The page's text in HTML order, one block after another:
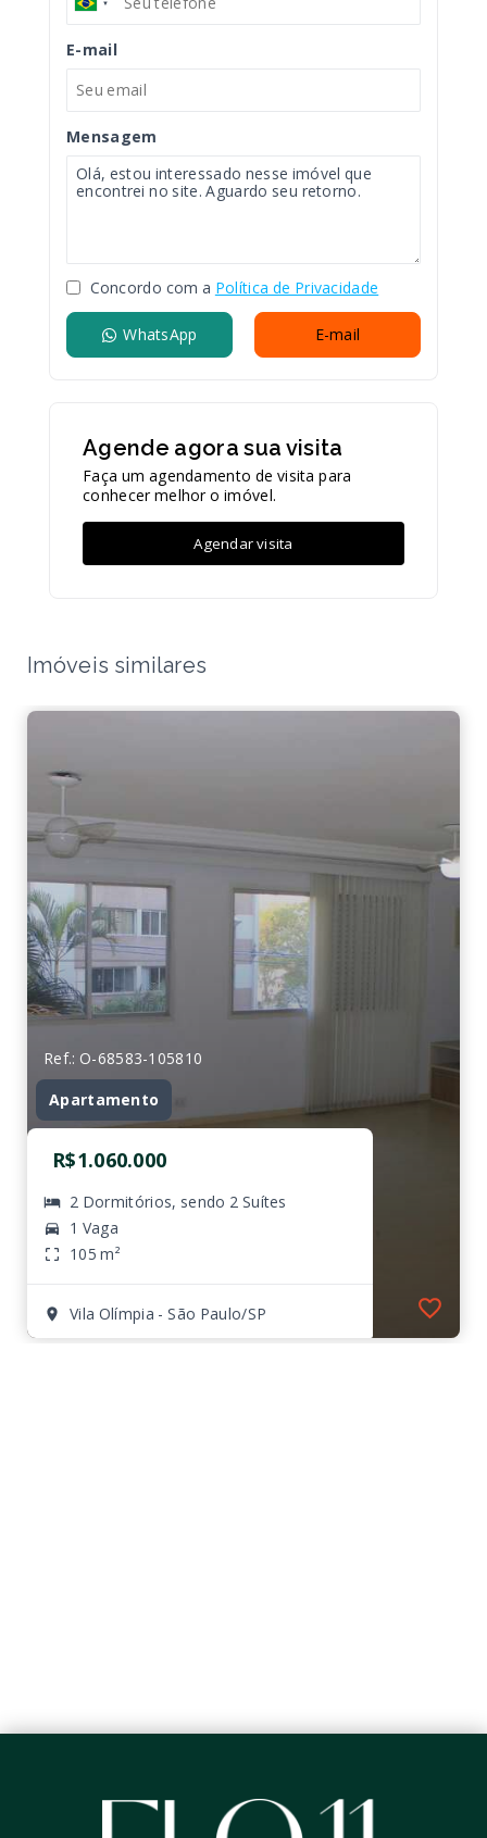
E-mail
Mensagem
Concordo com a Política de Privacidade
WhatsApp E-mail
Agende agora sua visita
Faça um agendamento de visita para
conhecer melhor o imóvel.
Agendar visita
Imóveis similares
Ref.: O-68583-105810
Apartamento
R$1.060.000
2 Dormitórios, sendo 2 Suítes
1 Vaga
105 m²
Vila Olímpia - São Paulo/SP